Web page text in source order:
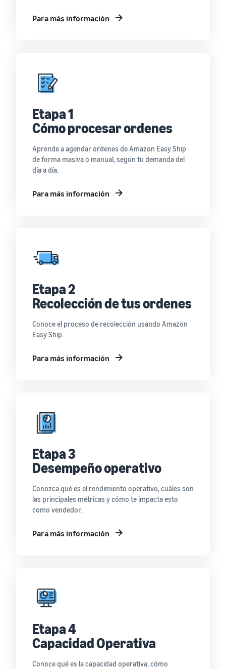
Para más información
Etapa 1
Cómo procesar ordenes
Aprende a agendar ordenes de Amazon Easy Ship
de forma masiva o manual, según tu demanda del
día a día.
Para más información
Etapa 2
Recolección de tus ordenes
Conoce el proceso de recolección usando Amazon
Easy Ship.
Para más información
Etapa 3
Desempeño operativo
Conozca qué es el rendimiento operativo, cuáles son
las principales métricas y cómo te impacta esto
como vendedor.
Para más información
Etapa 4
Capacidad Operativa
Conoce qué es la capacidad operativa, cómo